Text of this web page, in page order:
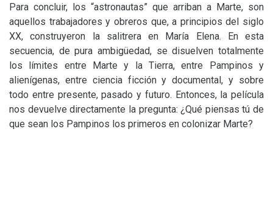
Para concluir, los “astronautas” que arriban a Marte, son
aquellos trabajadores y obreros que, a principios del siglo
XX, construyeron la salitrera en María Elena. En esta
secuencia, de pura ambigüedad, se disuelven totalmente
los límites entre Marte y la Tierra, entre Pampinos y
alienígenas, entre ciencia ficción y documental, y sobre
todo entre presente, pasado y futuro. Entonces, la película
nos devuelve directamente la pregunta: ¿Qué piensas tú de
que sean los Pampinos los primeros en colonizar Marte?